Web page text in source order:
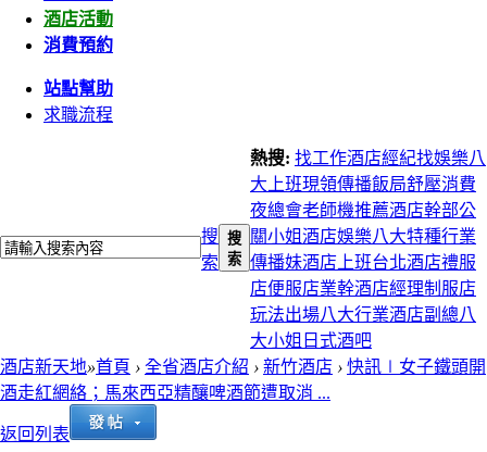
酒店活動
消費預約
站點幫助
求職流程
搜
索
搜
索
熱搜: 找工作酒店經紀找娛樂八
大上班現領傳播飯局舒壓消費
夜總會老師機推薦酒店幹部公
關小姐酒店娛樂八大特種行業
傳播妹酒店上班台北酒店禮服
店便服店業幹酒店經理制服店
玩法出場八大行業酒店副總八
大小姐 日式酒吧
酒店新天地»首頁 › 全省酒店介紹 › 新竹酒店 › 快訊∣女子鐵頭開
酒走紅網絡；馬來西亞精釀啤酒節遭取消 ...
返回列表